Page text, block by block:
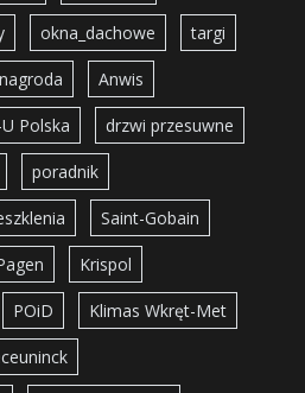
okna_dachowe targi
nagroda Anwis
Polska drzwi przesuwne
poradnik
Saint-Gobain
Krispol
POiD Klimas Wkręt-Met